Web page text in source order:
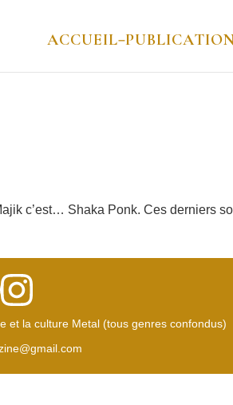
ACCUEIL–
c’est… Shaka Ponk. Ces derniers
et la culture Metal (tous genres confondus)